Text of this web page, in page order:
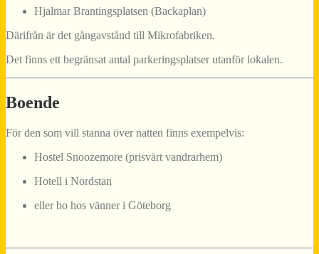
Hjalmar Brantingsplatsen (Backaplan)
Därifrån är det gångavstånd till Mikrofabriken.
Det finns ett begränsat antal parkeringsplatser utanför lokalen.
Boende
För den som vill stanna över natten finns exempelvis:
Hostel Snoozemore (prisvärt vandrarhem)
Hotell i Nordstan
eller bo hos vänner i Göteborg